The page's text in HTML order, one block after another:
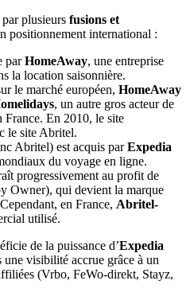
plusieurs fusions et
positionnement international :
parHomeAway, une entreprise
la location saisonnière.
le marché européen, HomeAway
, un autre gros acteur de
France. En 2010, le site
le site Abritel.
Abritel) est acquis parExpedia
du voyage en ligne.
progressivement au profit de
Owner), qui devient la marque
en France, Abritel-
utilisé.
de la puissance d’Expedia
visibilité accrue grâce à un
(Vrbo, FeWo-direkt, Stayz,